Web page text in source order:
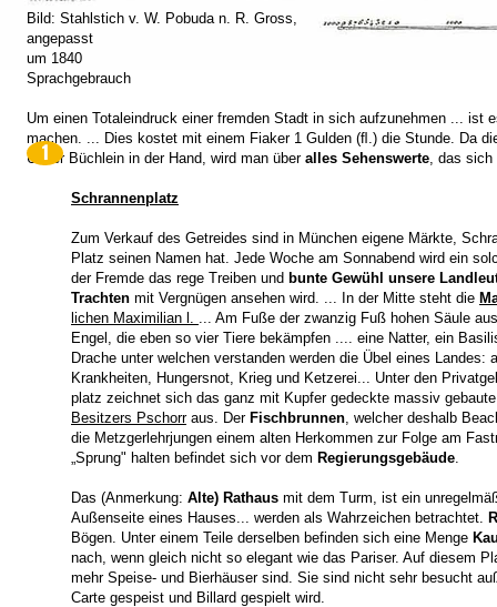
Bild: Stahlstich v. W. Pobuda n.
angepasst
um 1840 an
Sprachgebrauch
Um einen Totaleindruck einer fremden Stadt in sich aufzunehmen ... ist
machen. ... Dies kostet mit einem Fiaker 1 Gulden (ﬂ.) die Stunde. Da
Unser Büchlein in der Hand, wird man über alles Sehenswerte, das sich
Schrannenplatz
Zum Verkauf des Getreides sind in München eigene Märkte,
Platz seinen Namen hat. Jede Woche am Sonnabend wird ein
der Fremde das rege Treiben und bunte Gewühl unsere
Trachten mit Vergnügen ansehen wird. ... In der Mitte steht die
lichen Maximilian l. ... Am Fuße der zwanzig Fuß hohen Säule
Engel, die eben so vier Tiere bekämpfen .... eine Natter, ein
Drache unter welchen verstanden werden die Übel eines Landes:
Krankheiten, Hungersnot, Krieg und Ketzerei... Unter den
platz zeichnet sich das ganz mit Kupfer gedeckte massiv
Besitzers Pschorraus. Der Fischbrunnen, welcher deshalb
die Metzgerlehrjungen einem alten Herkommen zur Folge am
„Sprung" halten befindet sich vor dem Regierungsgebäude.
Das (Anmerkung: Alte) Rathaus mit dem Turm, ist ein
Außenseite eines Hauses... werden als Wahrzeichen betrachtet.
Bögen. Unter einem Teile derselben befinden sich eine Menge
nach, wenn gleich nicht so elegant wie das Pariser. Auf diesem
mehr Speise- und Bierhäuser sind. Sie sind nicht sehr besucht
Carte gespeist und Billard gespielt wird.
1